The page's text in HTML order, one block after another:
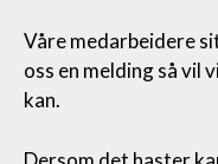
Våre medarbeidere
oss en melding så vil
kan.